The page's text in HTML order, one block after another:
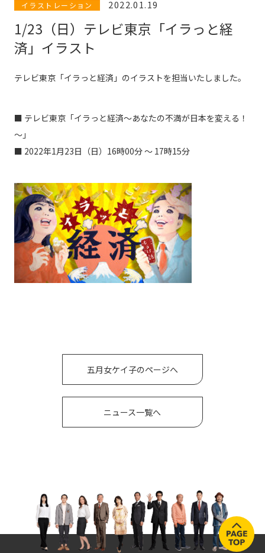
イラストレーション 2022.01.19
1/23（日）テレビ東京「イラっと経
済」イラスト
テレビ東京「イラっと経済」のイラストを担当いたしました。
■ テレビ東京「イラっと経済～あなたの不満が日本を変える！
～」
■ 2022年1月23日（日）16時00分 ～ 17時15分
五月女ケイ子のページへ
ニュース一覧へ